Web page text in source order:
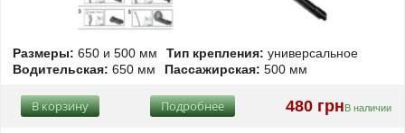
Размеры: 650 и 500 мм Тип крепления: универсальное
Водительская: 650 мм Пассажирская: 500 мм
480 грнВ наличии
Подробнее
В корзину